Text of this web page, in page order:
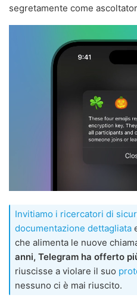
segretamente come
Invitiamo i ricercatori di
documentazione dettagliata
che alimenta le nuove
anni, Telegram ha offerto
riuscisse a violare il suo
nessuno ci è mai riuscito.